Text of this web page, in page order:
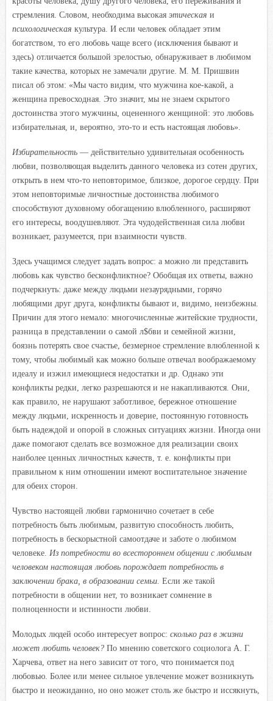
стремления. Словом, необходима высокая этическая и
психологическая культура. И если человек обладает этим
богатством, то его любовь чаще всего (исключения бывают и
здесь) отличается большой зрелостью, обнаруживает в любимом
такие качества, которых не замечали другие. М. М. Пришвин
писал об этом: «Мы часто видим, что мужчина кое-какой, а
женщина превосходная. Это значит, мы не знаем скрытого
достоинства этого мужчины, оцененного женщиной: это любовь
избирательная, и, вероятно, это-то и есть настоящая любовь».
Избирательность — действительно удивительная особенность
любви, позволяющая выделить данного человека из сотен других,
открыть в нем что-то неповторимое, близкое, дорогое сердцу. При
этом неповторимые личностные достоинства любимого
способствуют духовному обогащению влюбленного, расширяют
его интересы, воодушевляют. Эта чудодейственная сила любви
возникает, разумеется, при взаимности чувств.
Здесь учащимся следует задать вопрос: а можно ли представить
любовь как чувство бесконфликтное? Обобщая их ответы, важно
подчеркнуть: даже между людьми незаурядными, горячо
любящими друг друга, конфликты бывают и, видимо, неизбежны.
Причин для этого немало: многочисленные житейские трудности,
разница в представлении о самой л$бви и семейной жизни,
боязнь потерять свое счастье, безмерное стремление влюбленной к
тому, чтобы любимый как можно больше отвечал воображаемому
идеалу и изжил имеющиеся недостатки и др. Однако эти
конфликты редки, легко разрешаются и не накапливаются. Они,
как правило, не нарушают заботливое, бережное отношение
между людьми, искренность и доверие, постоянную готовность
быть надеждой и опорой в сложных ситуациях жизни. Иногда они
даже помогают сделать все возможное для реализации своих
наиболее ценных личностных качеств, т. е. конфликты при
правильном к ним отношении имеют воспитательное значение
для обеих сторон.
Чувство настоящей любви гармонично сочетает в себе
потребность быть любимым, развитую способность любить,
потребность в бескорыстной самоотдаче и заботе о любимом
человеке. Из потребности во всестороннем общении с любимым
человеком настоящая любовь порождает потребность в
заключении брака, в образовании семьи. Если же такой
потребности в общении нет, то возникает сомнение в
полноценности и истинности любви.
Молодых людей особо интересует вопрос: сколько раз в жизни
может любить человек? По мнению советского социолога А. Г.
Харчева, ответ на него зависит от того, что понимается под
любовью. Более или менее сильное увлечение может возникнуть
быстро и неожиданно, но оно может столь же быстро и иссякнуть,